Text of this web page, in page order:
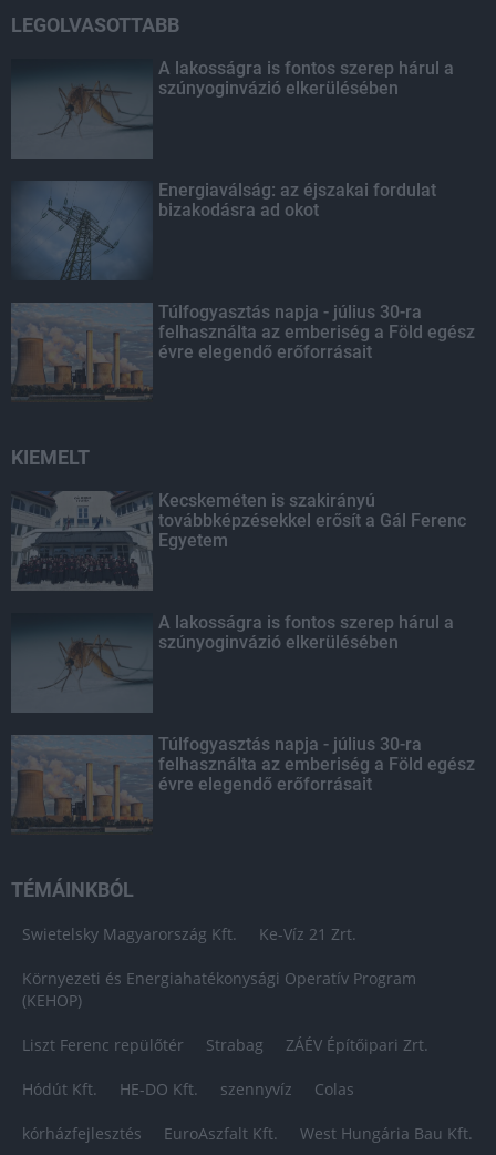
LEGOLVASOTTABB
A lakosságra is fontos szerep hárul a
szúnyoginvázió elkerülésében
Energiaválság: az éjszakai fordulat
bizakodásra ad okot
Túlfogyasztás napja - július 30-ra
felhasználta az emberiség a Föld egész
évre elegendő erőforrásait
KIEMELT
Kecskeméten is szakirányú
továbbképzésekkel erősít a Gál Ferenc
Egyetem
A lakosságra is fontos szerep hárul a
szúnyoginvázió elkerülésében
Túlfogyasztás napja - július 30-ra
felhasználta az emberiség a Föld egész
évre elegendő erőforrásait
TÉMÁINKBÓL
Swietelsky Magyarország Kft. Ke-Víz 21 Zrt.
Környezeti és Energiahatékonysági Operatív Program
(KEHOP)
Liszt Ferenc repülőtér Strabag ZÁÉV Építőipari Zrt.
Hódút Kft. HE-DO Kft. szennyvíz Colas
kórházfejlesztés EuroAszfalt Kft. West Hungária Bau Kft.